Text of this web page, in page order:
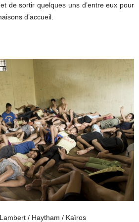
de sortir quelques uns d’entre eux pour
d’accueil.
/ Haytham / Kaïros